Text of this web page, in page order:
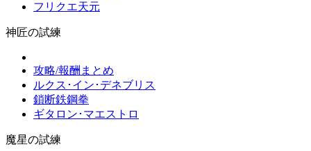
フリクエ天元
神匠の試練
攻略/報酬まとめ
ルクス･イン･デネブリス
鎖断鉄鋼拳
ギタロン･マエストロ
魔星の試練